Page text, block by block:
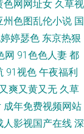
妻伊人大香蕉 91社
AV网址 久久人妻妻
综合色图欧洲无码
女91 日韩电影新片
色网网址女 久草视
州色图乱伦小说 国
婷瑟色 东京热狠
网 91色色人妻 都
91视色 午夜福利
爽又黄又无 久草
成年免费视频网站
人影视国产在线 深